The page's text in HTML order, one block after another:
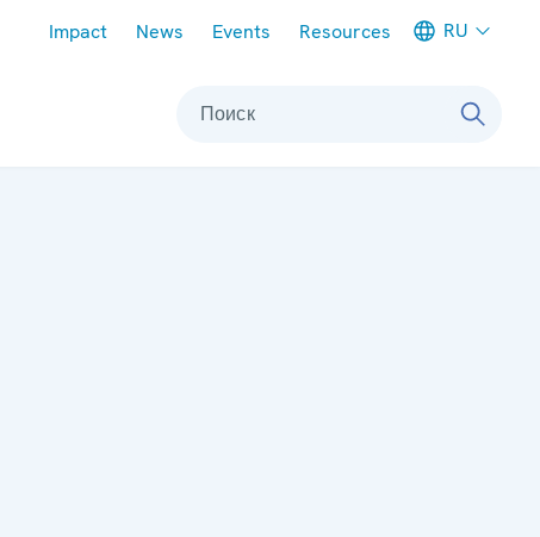
Impact News Events Resources RU
Поиск